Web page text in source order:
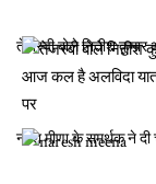
तेजस्वी बोले नितीश
नरेश मीणा के समर्थक ने